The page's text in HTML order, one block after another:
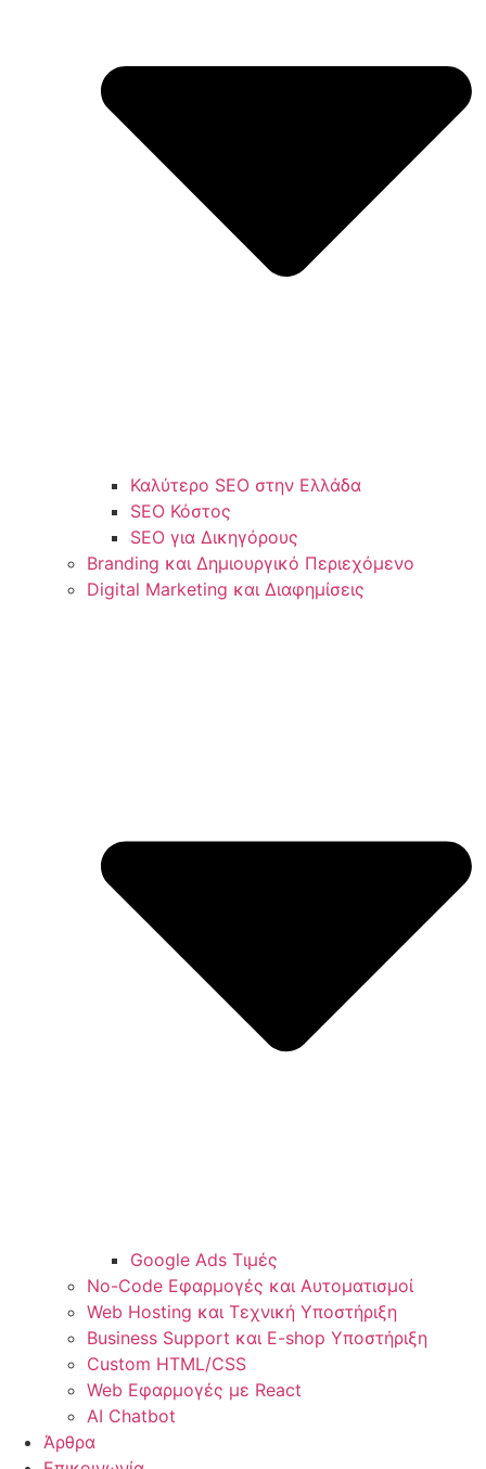
Καλύτερο SEO στην Ελλάδα
SEO Κόστος
SEO για Δικηγόρους
Branding και Δημιουργικό Περιεχόμενο
Digital Marketing και Διαφημίσεις
Google Ads Τιμές
No-Code Εφαρμογές και Αυτοματισμοί
Web Hosting και Τεχνική Υποστήριξη
Business Support και E-shop Υποστήριξη
Custom HTML/CSS
Web Εφαρμογές με React
AI Chatbot
Άρθρα